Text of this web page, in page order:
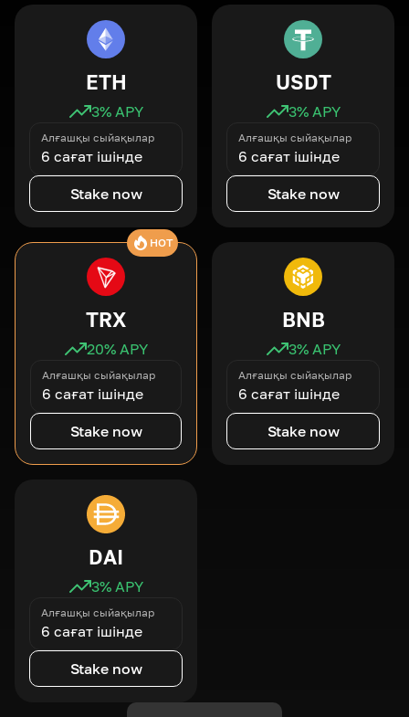
ETH
3% APY
Алғашқы сыйақылар
6 сағат ішінде
Stake now
USDT
3% APY
Алғашқы сыйақылар
6 сағат ішінде
Stake now
HOT
TRX
20% APY
Алғашқы сыйақылар
6 сағат ішінде
Stake now
BNB
3% APY
Алғашқы сыйақылар
6 сағат ішінде
Stake now
DAI
3% APY
Алғашқы сыйақылар
6 сағат ішінде
Stake now